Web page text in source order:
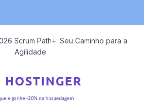
Scrum Path+: Seu Caminho para a
Agilidade